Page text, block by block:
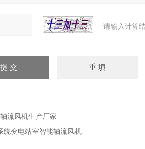
请输入计算
流风机生产厂家
统变电站室智能轴流风机